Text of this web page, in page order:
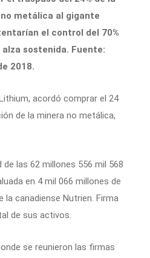
metálica al gigante
el control del 70%
sostenida. Fuente:
2018.
acordó comprar el 24
de la minera no metálica,
las 62 millones 556 mil 568
en 4 mil 066 millones de
la canadiense Nutrien. Firma
de sus activos.
se reunieron las firmas